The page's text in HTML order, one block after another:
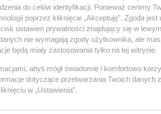
do celów identyfikacji. Ponieważ cenimy
poprzez kliknięcie „Akceptuję”. Zgoda
ustawień prywatności znajdujący się w
nie wymagają zgody użytkownika, ale
będą miały zastosowania tylko na tej witrynie.
abyś mógł świadomie i komfortowo
dotyczące przetwarzania Twoich danych
w „Ustawienia”.